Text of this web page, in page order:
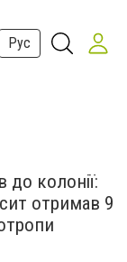
Рус
до колонії:
отримав 9